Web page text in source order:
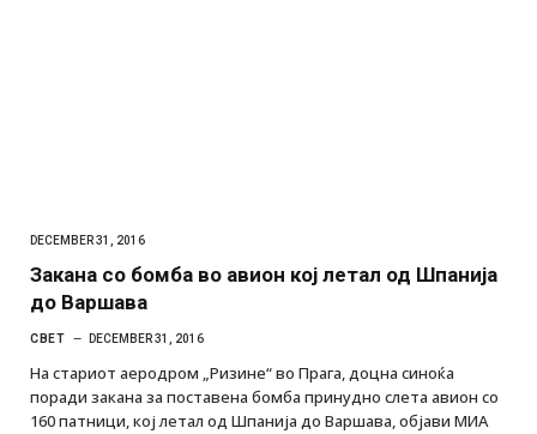
DECEMBER 31, 2016
Закана со бомба во авион кој летал од Шпанија
до Варшава
СВЕТ DECEMBER 31, 2016
На стариот аеродром „Ризине“ во Прага, доцна синоќа
поради закана за поставена бомба принудно слета авион со
160 патници, кој летал од Шпанија до Варшава, објави МИА